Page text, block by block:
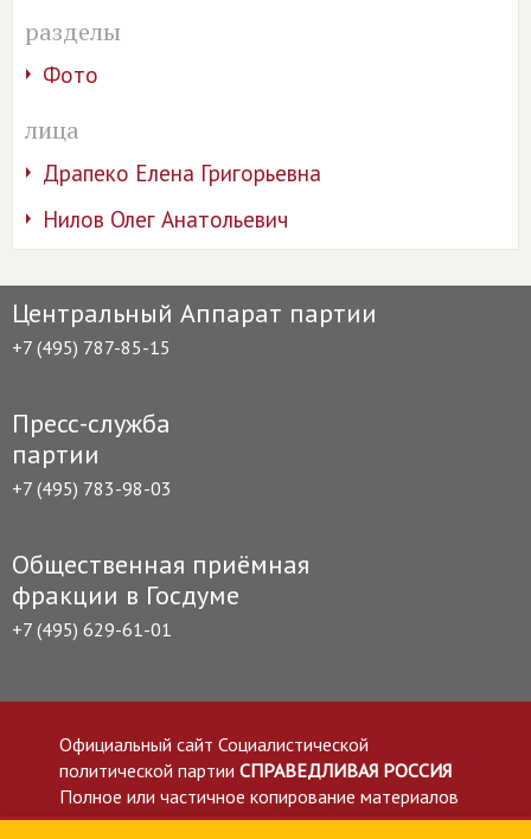
разделы
Фото
лица
Драпеко Елена Григорьевна
Нилов Олег Анатольевич
Центральный Аппарат партии
+7 (495) 787-85-15
Пресс-служба
партии
+7 (495) 783-98-03
Общественная приёмная
фракции в Госдуме
+7 (495) 629-61-01
Официальный сайт Социалистической
политической партии СПРАВЕДЛИВАЯ РОССИЯ
Полное или частичное копирование материалов
приветствуется со ссылкой на сайт spravedlivo.ru